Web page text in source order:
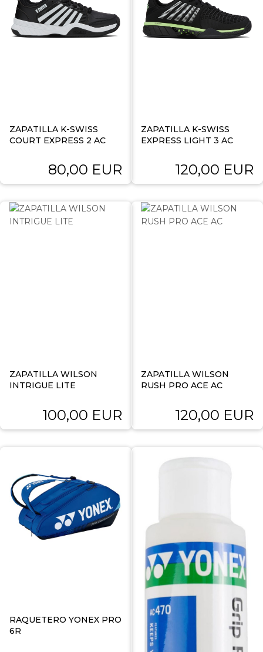
ZAPATILLA K-SWISS
COURT EXPRESS 2 AC
80,00 EUR
ZAPATILLA K-SWISS
EXPRESS LIGHT 3 AC
120,00 EUR
ZAPATILLA WILSON
INTRIGUE LITE
100,00 EUR
ZAPATILLA WILSON
RUSH PRO ACE AC
120,00 EUR
RAQUETERO YONEX PRO
6R